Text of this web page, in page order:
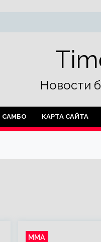
Новости
САМБО КАРТА САЙТА
ММА